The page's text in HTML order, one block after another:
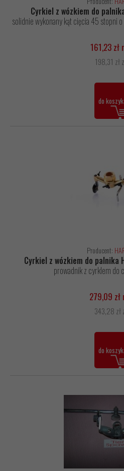
Cyrkiel z wózkiem do
solidnie wykonany kąt cięcia 45 stopni
161,23 zł
198,31 zł
do
Producent:
Cyrkiel z wózkiem do
prowadnik z cyrklem do
279,09
343,28 zł
do